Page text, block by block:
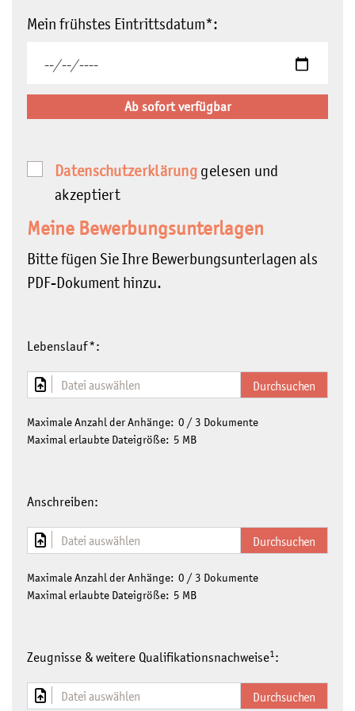
Mein frühstes Eintrittsdatum*:
Ab sofort verfügbar
Datenschutzerklärung gelesen und
akzeptiert
Meine Bewerbungsunterlagen
Bitte fügen Sie Ihre Bewerbungsunterlagen als
PDF-Dokument hinzu.
Lebenslauf*:
Datei auswählen
Maximale Anzahl der Anhänge: 0 / 3 Dokumente
Maximal erlaubte Dateigröße: 5 MB
Anschreiben:
Datei auswählen
Maximale Anzahl der Anhänge: 0 / 3 Dokumente
Maximal erlaubte Dateigröße: 5 MB
Zeugnisse & weitere Qualifikationsnachweise1 :
Datei auswählen